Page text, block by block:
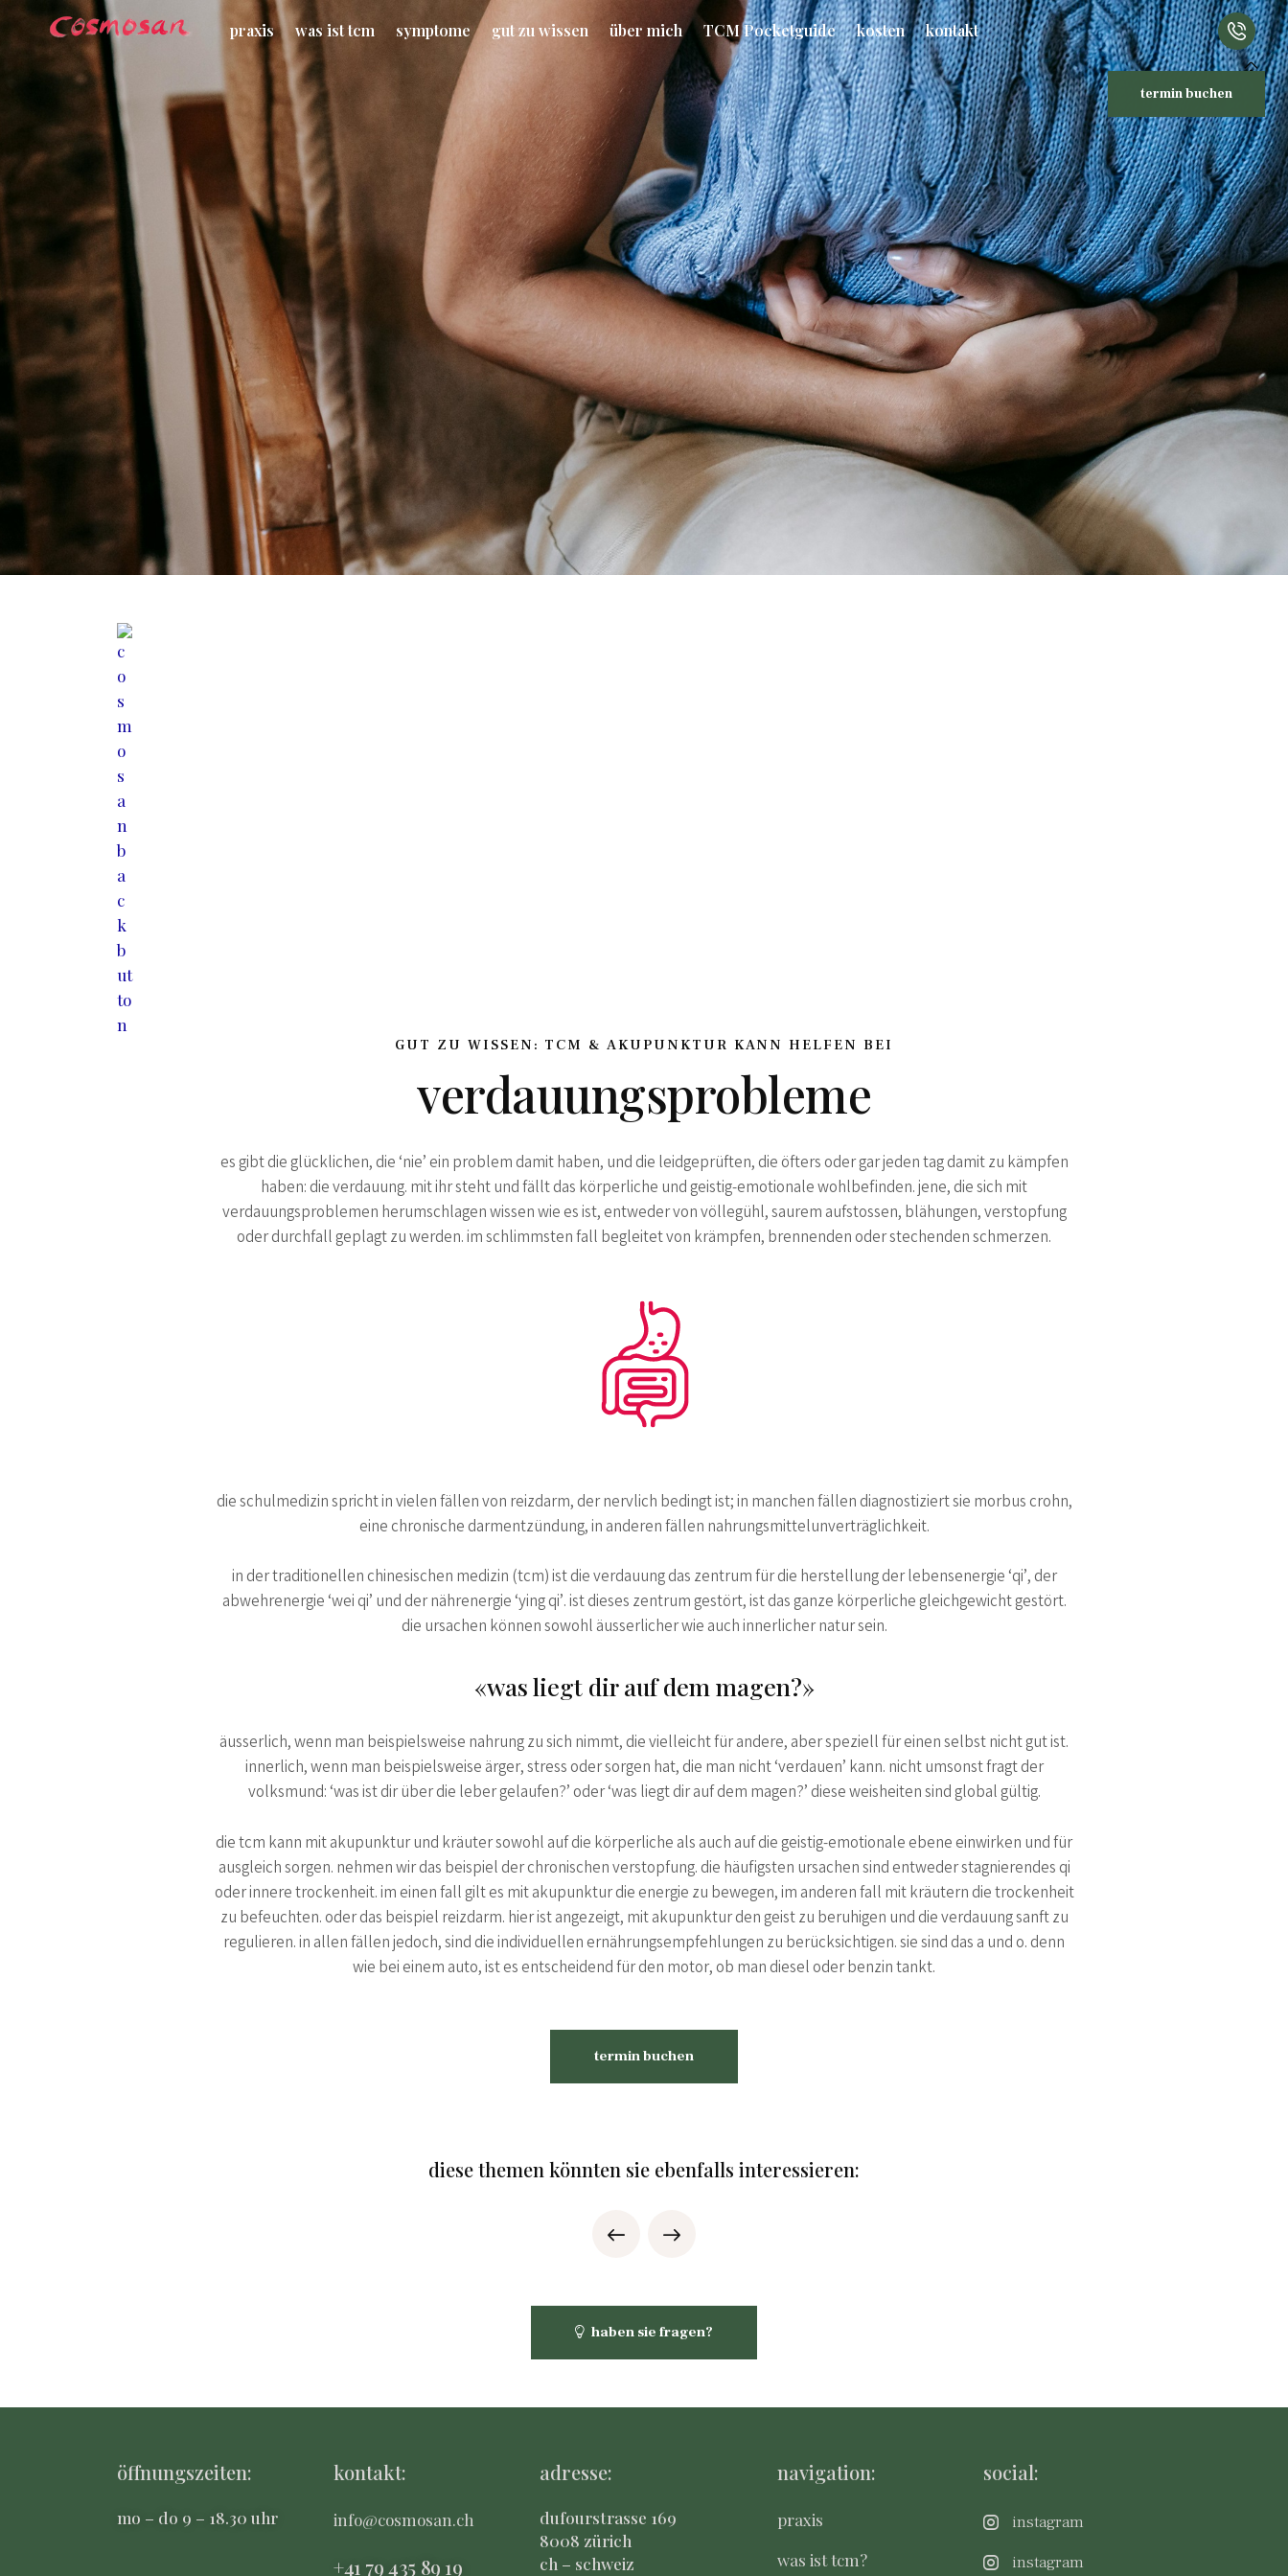
praxis was ist tcm symptome gut zu wissen über mich TCM Pocketguide kosten kontakt
termin buchen
GUT ZU WISSEN: TCM & AKUPUNKTUR KANN HELFEN BEI
verdauungsprobleme
es gibt die glücklichen, die ‘nie’ ein problem damit haben, und die leidgeprüften, die öfters oder gar jeden tag damit zu kämpfen
haben: die verdauung. mit ihr steht und fällt das körperliche und geistig-emotionale wohlbefinden. jene, die sich mit
verdauungsproblemen herumschlagen wissen wie es ist, entweder von völlegühl, saurem aufstossen, blähungen, verstopfung
oder durchfall geplagt zu werden. im schlimmsten fall begleitet von krämpfen, brennenden oder stechenden schmerzen.
die schulmedizin spricht in vielen fällen von reizdarm, der nervlich bedingt ist; in manchen fällen diagnostiziert sie morbus crohn,
eine chronische darmentzündung, in anderen fällen nahrungsmittelunverträglichkeit.
in der traditionellen chinesischen medizin (tcm) ist die verdauung das zentrum für die herstellung der lebensenergie ‘qi’, der
abwehrenergie ‘wei qi’ und der nährenergie ‘ying qi’. ist dieses zentrum gestört, ist das ganze körperliche gleichgewicht gestört.
die ursachen können sowohl äusserlicher wie auch innerlicher natur sein.
«was liegt dir auf dem magen?»
äusserlich, wenn man beispielsweise nahrung zu sich nimmt, die vielleicht für andere, aber speziell für einen selbst nicht gut ist.
innerlich, wenn man beispielsweise ärger, stress oder sorgen hat, die man nicht ‘verdauen’ kann. nicht umsonst fragt der
volksmund: ‘was ist dir über die leber gelaufen?’ oder ‘was liegt dir auf dem magen?’ diese weisheiten sind global gültig.
die tcm kann mit akupunktur und kräuter sowohl auf die körperliche als auch auf die geistig-emotionale ebene einwirken und für
ausgleich sorgen. nehmen wir das beispiel der chronischen verstopfung. die häufigsten ursachen sind entweder stagnierendes qi
oder innere trockenheit. im einen fall gilt es mit akupunktur die energie zu bewegen, im anderen fall mit kräutern die trockenheit
zu befeuchten. oder das beispiel reizdarm. hier ist angezeigt, mit akupunktur den geist zu beruhigen und die verdauung sanft zu
regulieren. in allen fällen jedoch, sind die individuellen ernährungsempfehlungen zu berücksichtigen. sie sind das a und o. denn
wie bei einem auto, ist es entscheidend für den motor, ob man diesel oder benzin tankt.
termin buchen
diese themen könnten sie ebenfalls interessieren:
haben sie fragen?
öffnungszeiten:
mo – do 9 – 18.30 uhr
kontakt:
info@cosmosan.ch
+41 79 435 89 19
adresse:
dufourstrasse 169
8008 zürich
ch – schweiz
navigation:
praxis
was ist tcm?
social:
instagram
instagram